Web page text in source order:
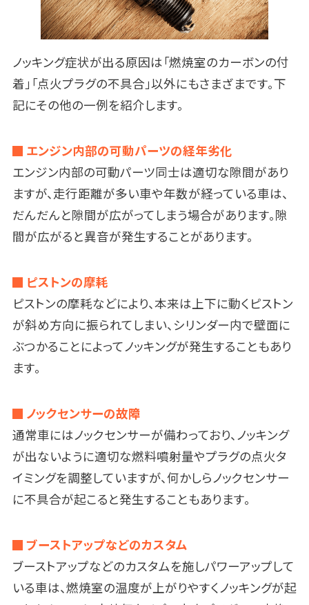
ノッキング症状が出る原因は「燃焼室のカーボンの付
着」「点火プラグの不具合」以外にもさまざまです。下
記にその他の一例を紹介します。
エンジン内部の可動パーツの経年劣化
エンジン内部の可動パーツ同士は適切な隙間があり
ますが、走行距離が多い車や年数が経っている車は、
だんだんと隙間が広がってしまう場合があります。隙
間が広がると異音が発生することがあります。
ピストンの摩耗
ピストンの摩耗などにより、本来は上下に動くピストン
が斜め方向に振られてしまい、シリンダー内で壁面に
ぶつかることによってノッキングが発生することもあり
ます。
ノックセンサーの故障
通常車にはノックセンサーが備わっており、ノッキング
が出ないように適切な燃料噴射量やプラグの点火タ
イミングを調整していますが、何かしらノックセンサー
に不具合が起こると発生することもあります。
ブーストアップなどのカスタム
ブーストアップなどのカスタムを施しパワーアップして
いる車は、燃焼室の温度が上がりやすくノッキングが起